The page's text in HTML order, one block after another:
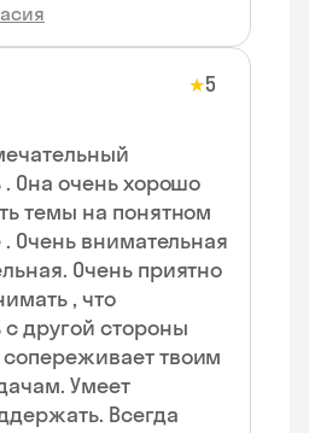
★5
. Она очень хорошо
темы на понятном
Очень внимательная
Очень приятно
, что
с другой стороны
твоим
Умеет
Всегда